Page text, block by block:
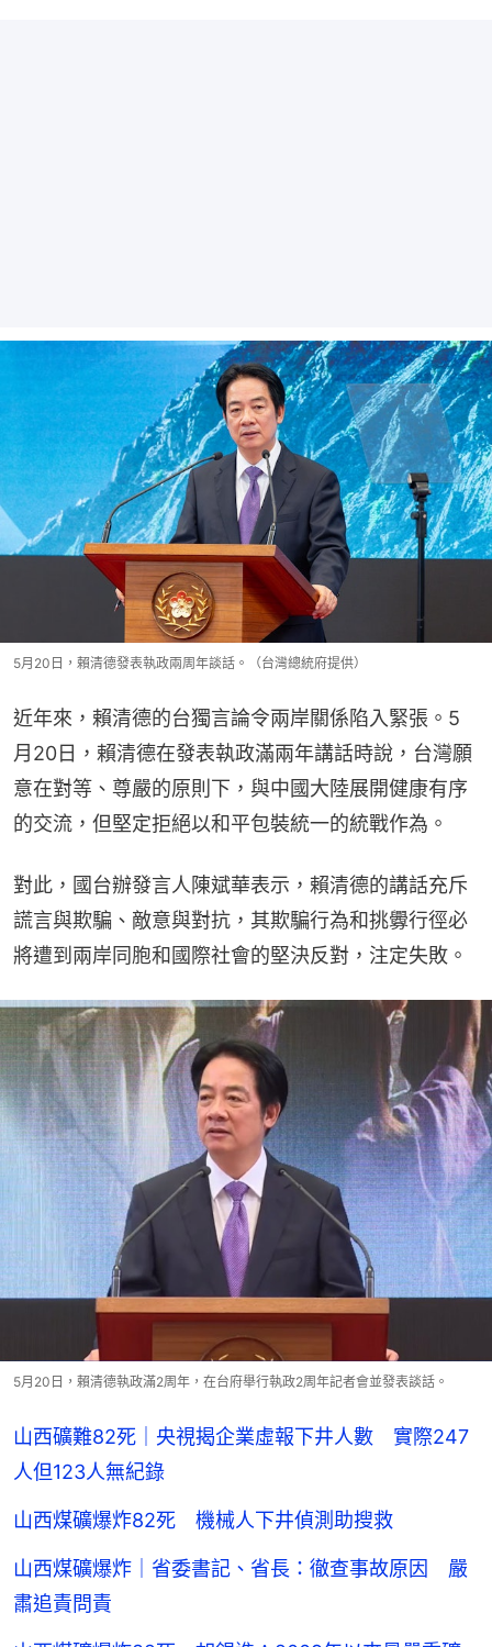
5月20日，賴清德發表執政兩周年談話。（台灣總統府提供）
近年來，賴清德的台獨言論令兩岸關係陷入緊張。5
月20日，賴清德在發表執政滿兩年講話時說，台灣願
意在對等、尊嚴的原則下，與中國大陸展開健康有序
的交流，但堅定拒絕以和平包裝統一的統戰作為。
對此，國台辦發言人陳斌華表示，賴清德的講話充斥
謊言與欺騙、敵意與對抗，其欺騙行為和挑釁行徑必
將遭到兩岸同胞和國際社會的堅決反對，注定失敗。
5月20日，賴清德執政滿2周年，在台府舉行執政2周年記者會並發表談話。
山西礦難82死｜央視揭企業虛報下井人數 實際247
人但123人無紀錄
山西煤礦爆炸82死 機械人下井偵測助搜救
山西煤礦爆炸｜省委書記、省長：徹查事故原因 嚴
肅追責問責